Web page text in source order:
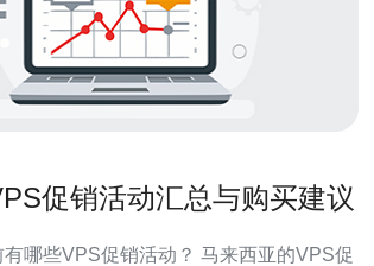
促销活动汇总与购买建议
哪些VPS促销活动？ 马来西亚的VPS促